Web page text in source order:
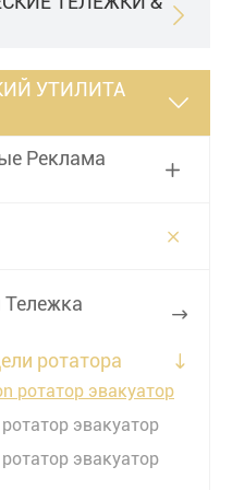

УТИЛИТА

Реклама



ротатора 
ротатор эвакуатор
эвакуатор
эвакуатор